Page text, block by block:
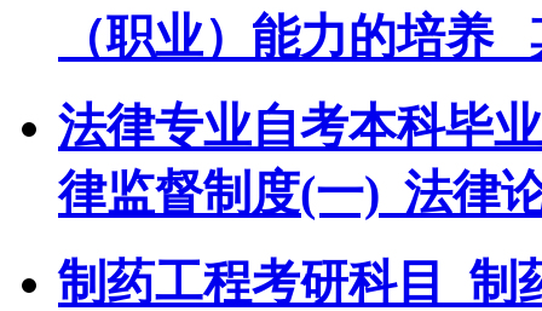
（职业）能力的培养
法律专业自考本科毕
律监督制度(一)_法律
制药工程考研科目_制